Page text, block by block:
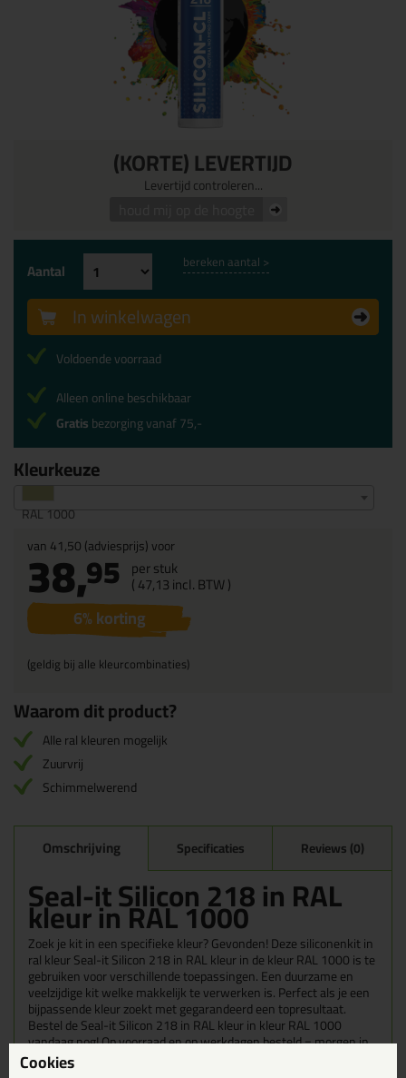
(KORTE) LEVERTIJD
Levertijd controleren...
Kleurkeuze
RAL 1000
van41,50(adviesprijs) voor
38,95 per stuk
(47,13incl. BTW )
6% korting
(geldig bij alle kleurcombinaties)
Aantal bereken aantal >
In winkelwagen
Voldoende voorraad
Alleen online beschikbaar
Gratisbezorging vanaf 75,-
Waarom dit product?
Alle ral kleuren mogelijk
Zuurvrij
Schimmelwerend
Omschrijving Specificaties Reviews (0)
Seal-it Silicon 218 in RAL
kleur in RAL 1000
Zoek je kit in een specifieke kleur? Gevonden! Deze siliconenkit in
ral kleur Seal-it Silicon 218 in RAL kleur in de kleur RAL 1000 is te
gebruiken voor verschillende toepassingen. Een duurzame en
veelzijdige kit welke makkelijk te verwerken is. Perfect als je een
bijpassende kleur zoekt met gegarandeerd een topresultaat.
Bestel de Seal-it Silicon 218 in RAL kleur in kleur RAL 1000
vandaag nog! Op voorraad en op werkdagen besteld = morgen in
huis.
Cookies